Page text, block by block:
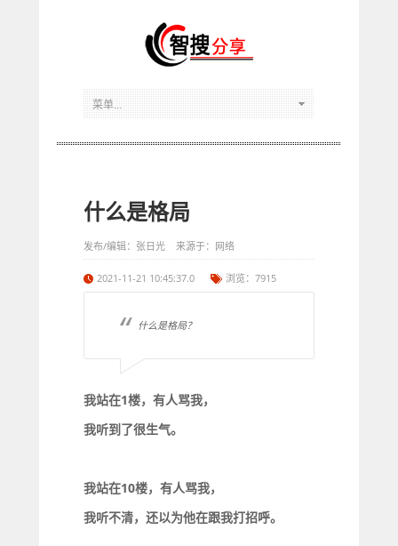
什么是格局
发布/编辑：张日光 来源于：网络
2021-11-21 10:45:37.0 浏览：7915
什么是格局？
我站在1楼，有人骂我，
我听到了很生气。
我站在10楼，有人骂我，
我听不清，还以为他在跟我打招呼。